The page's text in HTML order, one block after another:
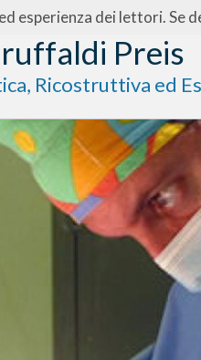
Preis
Ricostruttiva ed
esperienza dei lettori. Se